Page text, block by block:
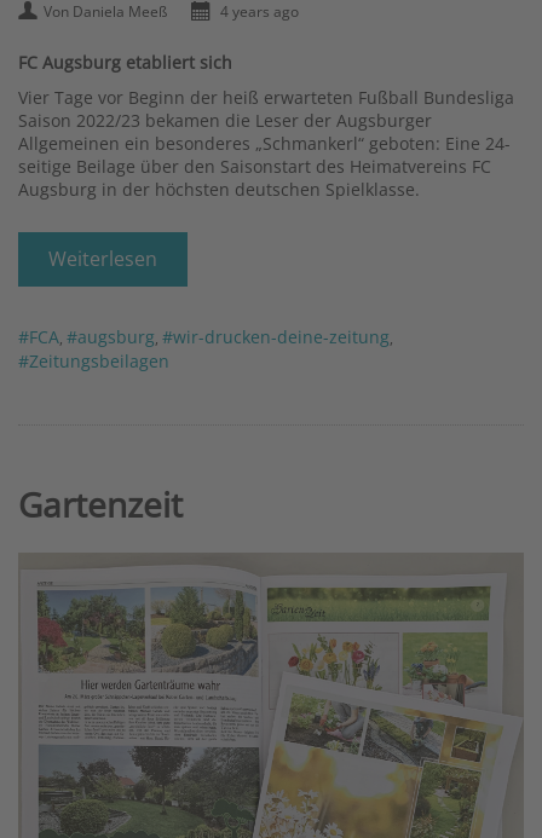
Von Daniela Meeß 4 years ago
FC Augsburg etabliert sich
Vier Tage vor Beginn der heiß erwarteten Fußball Bundesliga
Saison 2022/23 bekamen die Leser der Augsburger
Allgemeinen ein besonderes „Schmankerl“ geboten: Eine 24-
seitige Beilage über den Saisonstart des Heimatvereins FC
Augsburg in der höchsten deutschen Spielklasse.
Weiterlesen
#FCA #augsburg #wir-drucken-deine-zeitung
#Zeitungsbeilagen
Gartenzeit